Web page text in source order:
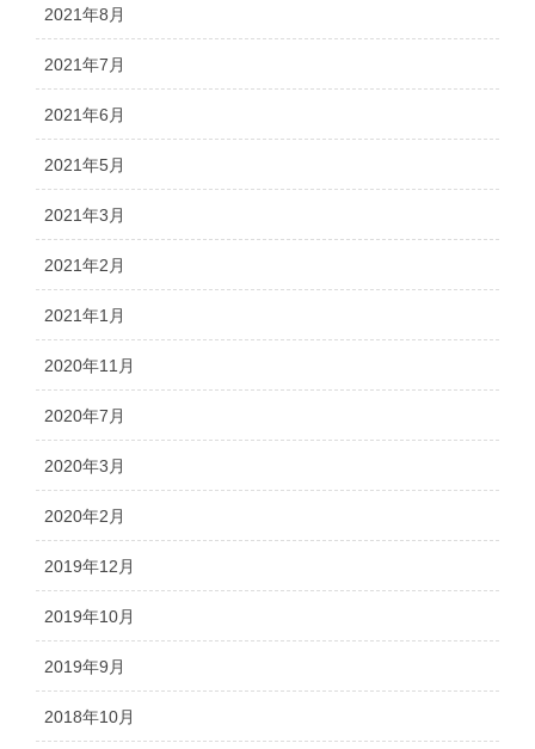
2021年8月
2021年7月
2021年6月
2021年5月
2021年3月
2021年2月
2021年1月
2020年11月
2020年7月
2020年3月
2020年2月
2019年12月
2019年10月
2019年9月
2018年10月